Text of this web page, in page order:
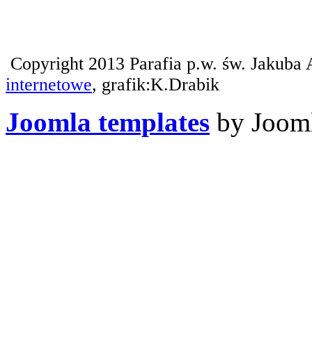
Copyright 2013 Parafia p.w. św.
internetowe, grafik:K.Drabik
Joomla templates by